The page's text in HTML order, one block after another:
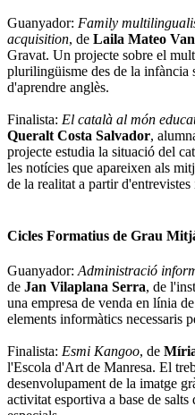
Guanyador: Family
acquisition, de Laila Mateo
Gravat. Un projecte sobre el
plurilingüisme des de la infància
d'aprendre anglès.
Finalista: El català al món
Queralt Costa Salvador,
projecte estudia la situació del
les notícies que apareixen als
de la realitat a partir d'entrevistes
Cicles Formatius de Grau
Guanyador: Administració
de Jan Vilaplana Serra, de
una empresa de venda en línia
elements informàtics necessaris
Finalista: Esmi Kangoo, de
l'Escola d'Art de Manresa. El
desenvolupament de la imatge
activitat esportiva a base de salts